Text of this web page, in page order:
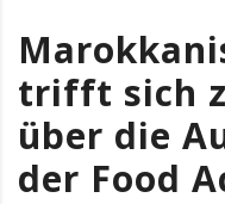
trifft sich
über die
der Food